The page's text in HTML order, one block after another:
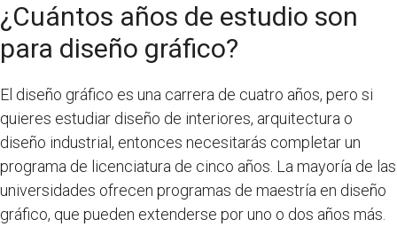
¿Cuántos años de estudio son
para diseño gráfico?
El diseño gráfico es una carrera de cuatro años, pero si
quieres estudiar diseño de interiores, arquitectura o
diseño industrial, entonces necesitarás completar un
programa de licenciatura de cinco años. La mayoría de las
universidades ofrecen programas de maestría en diseño
gráfico, que pueden extenderse por uno o dos años más.